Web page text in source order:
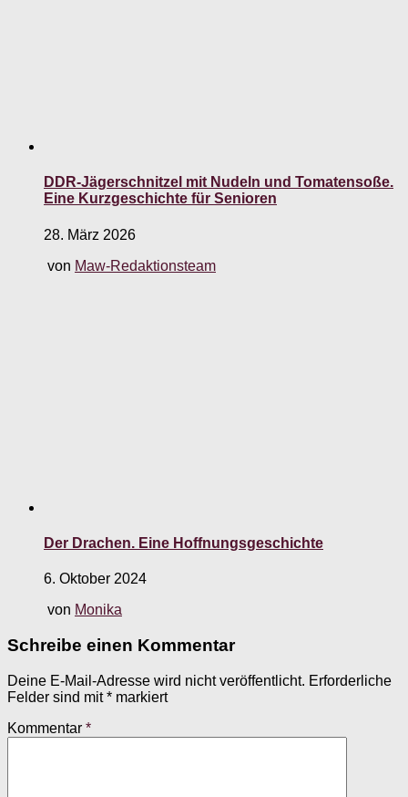
DDR-Jägerschnitzel mit Nudeln und Tomatensoße.
Eine Kurzgeschichte für Senioren
28. März 2026
von Maw-Redaktionsteam
Der Drachen. Eine Hoffnungsgeschichte
6. Oktober 2024
von Monika
Schreibe einen Kommentar
Deine E-Mail-Adresse wird nicht veröffentlicht. Erforderliche
Felder sind mit* markiert
Kommentar *